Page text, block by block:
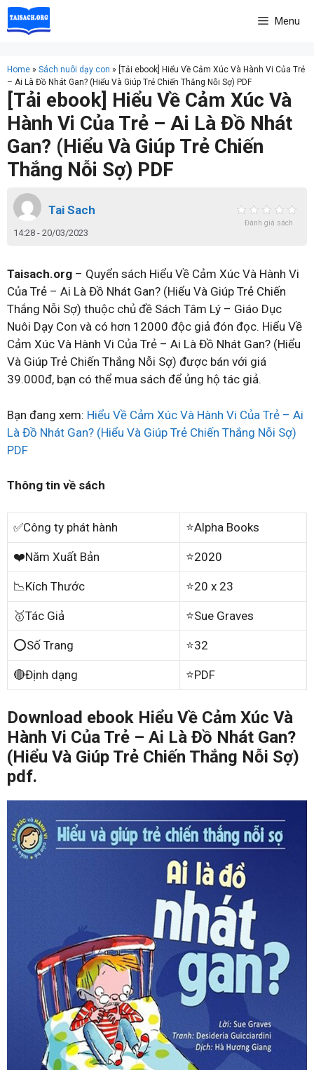
Skip
to
Menu
Home » Sách nuôi dạy con » [Tải ebook] Hiểu Về Cảm Xúc Và Hành Vi Của Trẻ
– Ai Là Đồ Nhát Gan? (Hiểu Và Giúp Trẻ Chiến Thắng Nỗi Sợ) PDF
[Tải ebook] Hiểu Về Cảm Xúc Và
Hành Vi Của Trẻ – Ai Là Đồ Nhát
Gan? (Hiểu Và Giúp Trẻ Chiến
Thắng Nỗi Sợ) PDF
Tai Sach
14:28 - 20/03/2023
Đánh giá sách
Taisach.org – Quyển sách Hiểu Về Cảm Xúc Và Hành Vi
Của Trẻ – Ai Là Đồ Nhát Gan? (Hiểu Và Giúp Trẻ Chiến
Thắng Nỗi Sợ) thuộc chủ đề Sách Tâm Lý – Giáo Dục
Nuôi Dạy Con và có hơn 12000 độc giả đón đọc. Hiểu Về
Cảm Xúc Và Hành Vi Của Trẻ – Ai Là Đồ Nhát Gan? (Hiểu
Và Giúp Trẻ Chiến Thắng Nỗi Sợ) được bán với giá
39.000đ, bạn có thể mua sách để ủng hộ tác giả.
Bạn đang xem: Hiểu Về Cảm Xúc Và Hành Vi Của Trẻ – Ai
Là Đồ Nhát Gan? (Hiểu Và Giúp Trẻ Chiến Thắng Nỗi Sợ)
PDF
Thông tin về sách
✅Công ty phát hành ⭐Alpha Books
❤️Năm Xuất Bản ⭐2020
📉Kích Thước ⭐20 x 23
🥇Tác Giả ⭐Sue Graves
⭕Số Trang ⭐32
🔴Định dạng ⭐PDF
Download ebook Hiểu Về Cảm Xúc Và
Hành Vi Của Trẻ – Ai Là Đồ Nhát Gan?
(Hiểu Và Giúp Trẻ Chiến Thắng Nỗi Sợ)
pdf.